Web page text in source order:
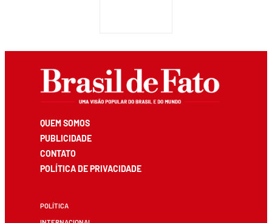
QUEM SOMOS
PUBLICIDADE
CONTATO
POLÍTICA DE PRIVACIDADE
POLÍTICA